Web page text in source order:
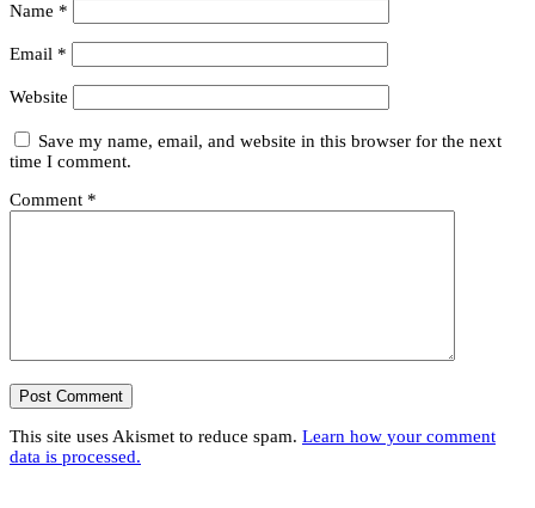
Name *
Email *
Website
Save my name, email, and website in this browser for the next
time I comment.
Comment *
This site uses Akismet to reduce spam. Learn how your comment
data is processed.